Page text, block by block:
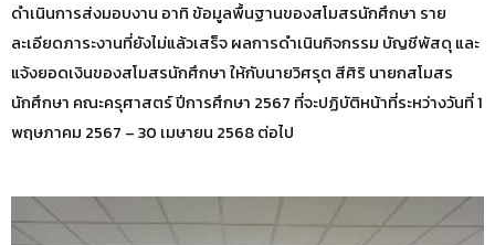
ดำเนินการส่งมอบงาน อาทิ ข้อมูลพื้นฐานของสโมสรนักศึกษา ราย
ละเอียดภาระงานที่ยังไม่แล้วเสร็จ ผลการดำเนินกิจกรรม บัญชีพัสดุ และ
แจ้งยอดเงินของสโมสรนักศึกษา ให้กับนายวิศรุต สีศิริ นายกสโมสร
นักศึกษา คณะครุศาสตร์ ปีการศึกษา 2567 ที่จะปฏิบัติหน้าที่ระหว่างวันที่ 1
พฤษภาคม 2567 – 30 เมษายน 2568 ต่อไป